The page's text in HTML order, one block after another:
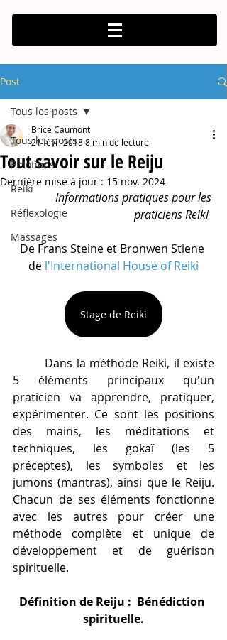
Post
Tous les posts
Emotions
Reiki
Réflexologie
Massages
Tous les posts
Tout savoir sur le Reiju
Brice Caumont
21 févr. 20188 min de lecture
Dernière mise à jour : 15 nov. 2024
Informations pratiques pour les
praticiens Reiki
De Frans Steine et Bronwen Stiene
de l'International House of Reiki
Stage de Reiki
5 éléments principaux qu'un
praticien va apprendre, pratiquer,
expérimenter. Ce sont les positions
des mains, les méditations et
techniques, les gokaï (les 5
préceptes), les symboles et les
jumons (mantras), ainsi que le Reiju.
Chacun de ses éléments fonctionne
avec les autres pour créer une
méthode complète et unique de
développement et de guérison
spirituelle.
Définition de Reiju :  Bénédiction
spirituelle.